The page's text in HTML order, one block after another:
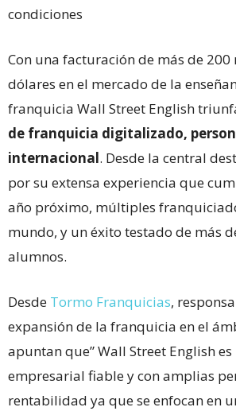
condiciones
Con una facturación de más de
dólares en el mercado de la
franquicia Wall Street English
de franquicia digitalizado,
internacional. Desde la central
por su extensa experiencia que
año próximo, múltiples
mundo, y un éxito testado de más
alumnos.
Desde Tormo Franquicias,
expansión de la franquicia en el
apuntan que” Wall Street English
empresarial fiable y con amplias
rentabilidad ya que se enfocan en